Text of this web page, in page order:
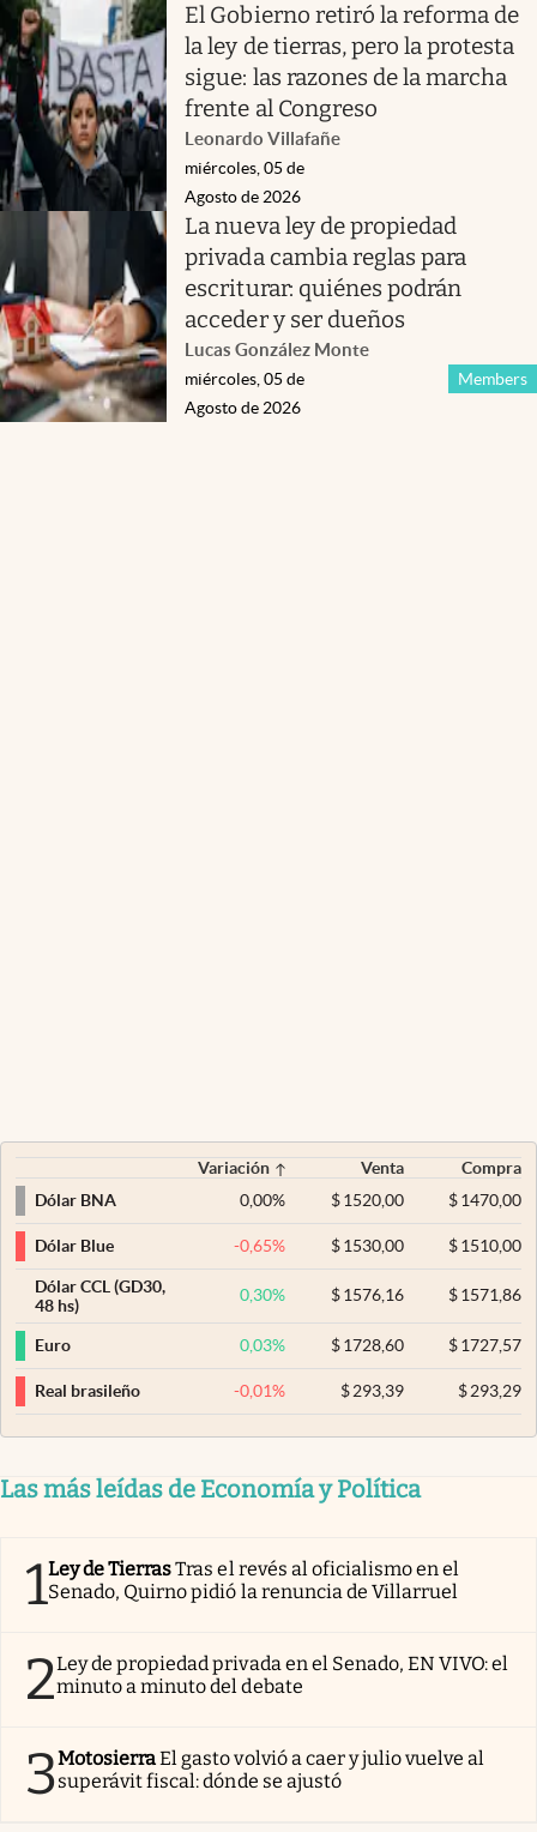
El Gobierno retiró la reforma de
la ley de tierras, pero la protesta
sigue: las razones de la marcha
frente al Congreso
Leonardo Villafañe
miércoles, 05 de
Agosto de 2026
La nueva ley de propiedad
privada cambia reglas para
escriturar: quiénes podrán
acceder y ser dueños
Lucas González Monte
Members
miércoles, 05 de
Agosto de 2026
Variación Venta
Compra
Dólar BNA
0,00% $ 1520,00 $1470,00
Dólar Blue -0,65% $ 1530,00 $1510,00
Dólar CCL (GD30,
48 hs)
0,30% $ 1576,16 $1571,86
Euro 0,03% $ 1728,60 $1727,57
Real brasileño -0,01% $ 293,39 $293,29
Las más leídas de Economía y Política
1Ley de TierrasTras el revés al oficialismo en el
Senado, Quirno pidió la renuncia de Villarruel
2Ley de propiedad privada en el Senado, EN VIVO: el
minuto a minuto del debate
3MotosierraEl gasto volvió a caer y julio vuelve al
superávit fiscal: dónde se ajustó